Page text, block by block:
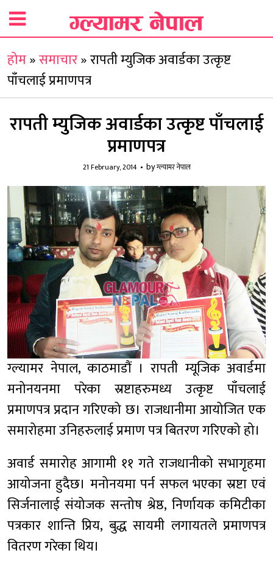
होम»समाचार»रापती म्युजिक अवार्डका उत्कृष्ट
पाँचलाई प्रमाणपत्र
रापती म्युजिक अवार्डका उत्कृष्ट पाँचलाई
प्रमाणपत्र
21 February, 2014 byग्ल्यामर नेपाल
ग्ल्यामर नेपाल, काठमाडौं । रापती म्यूजिक अवार्डमा
मनोनयनमा परेका स्रष्टाहरुमध्य उत्कृष्ट पाँचलाई
प्रमाणपत्र प्रदान गरिएको छ। राजधानीमा आयोजित एक
समारोहमा उनिहरुलाई प्रमाण पत्र बितरण गरिएको हो।
अवार्ड समारोह आगामी ११ गते राजधानीको सभागृहमा
आयोजना हुदैछ। मनोनयमा पर्न सफल भएका स्रष्टा एवं
सिर्जनालाई संयोजक सन्तोष श्रेष्ठ, निर्णायक कमिटीका
पत्रकार शान्ति प्रिय, बुद्ध सायमी लगायतले प्रमाणपत्र
वितरण गरेका थिय।